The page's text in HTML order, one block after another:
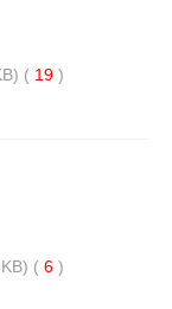
( 19 )
( 6 )